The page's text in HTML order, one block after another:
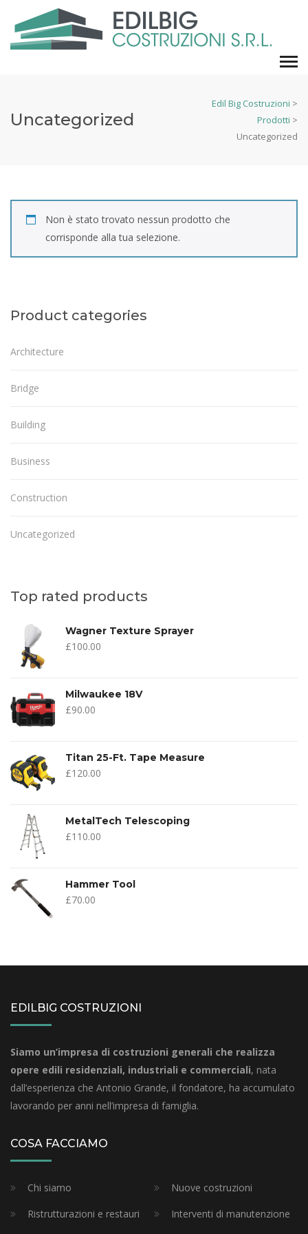
Uncategorized
Edil Big Costruzioni >
Prodotti >
Uncategorized
Non è stato trovato nessun prodotto che
corrisponde alla tua selezione.
Product categories
Architecture
Bridge
Building
Business
Construction
Uncategorized
Top rated products
Wagner Texture Sprayer
£100.00
Milwaukee 18V
£90.00
Titan 25-Ft. Tape Measure
£120.00
MetalTech Telescoping
£110.00
Hammer Tool
£70.00
EDILBIG COSTRUZIONI
Siamo un’impresa di costruzioni generali che realizza
opere edili residenziali, industriali e commerciali, nata
dall’esperienza che Antonio Grande, il fondatore, ha accumulato
lavorando per anni nell’impresa di famiglia.
COSA FACCIAMO
Chi siamo
Nuove costruzioni
Ristrutturazioni e restauri
Interventi di manutenzione